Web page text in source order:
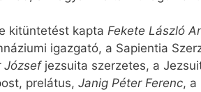
kitüntetést kapta Fekete László
igazgató, a Sapientia
József jezsuita szerzetes, a
prelátus, Janig Péter Ferenc, a